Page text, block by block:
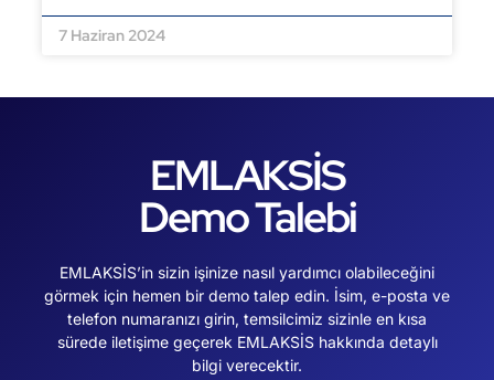
7 Haziran 2024
EMLAKSİS
Demo Talebi
EMLAKSİS’in sizin işinize nasıl yardımcı olabileceğini
görmek için hemen bir demo talep edin. İsim, e-posta ve
telefon numaranızı girin, temsilcimiz sizinle en kısa
sürede iletişime geçerek EMLAKSİS hakkında detaylı
bilgi verecektir.